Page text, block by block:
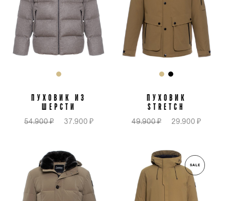
ПУХОВИК ИЗ
ШЕРСТИ
54.900 ₽ 37.900 ₽
ПУХОВИК
STRETCH
49.900 ₽ 29.900 ₽
SALE